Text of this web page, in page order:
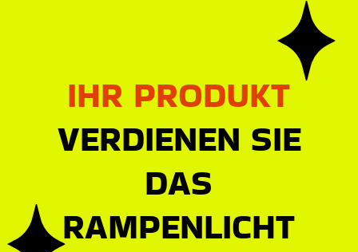
IHR PRODUKT
VERDIENEN SIE
DAS
RAMPENLICHT